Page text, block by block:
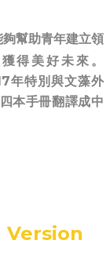
幫助青年建立領
得美好未來。
特別與文藻外
本手冊翻譯成中